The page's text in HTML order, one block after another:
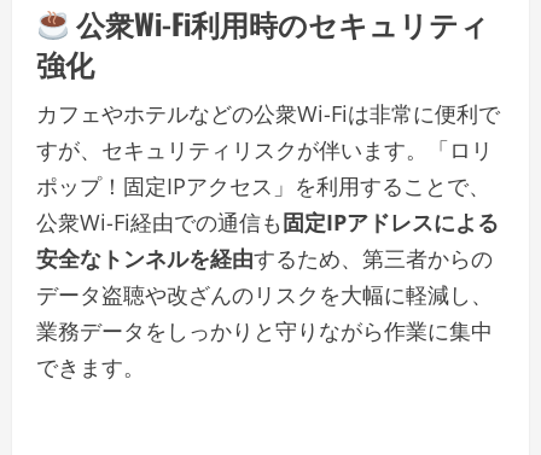
公衆Wi-Fi利用時のセキュリティ
強化
カフェやホテルなどの公衆Wi-Fiは非常に便利で
すが、セキュリティリスクが伴います。「ロリ
ポップ！固定IPアクセス」を利用することで、
公衆Wi-Fi経由での通信も固定IPアドレスによる
安全なトンネルを経由するため、第三者からの
データ盗聴や改ざんのリスクを大幅に軽減し、
業務データをしっかりと守りながら作業に集中
できます。